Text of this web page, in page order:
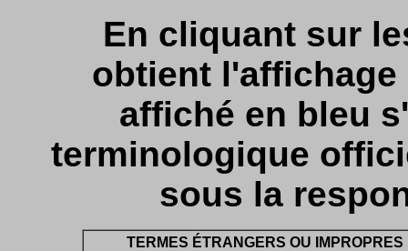
En cliquant sur
obtient
affiché en bleu
terminologique
sous la
TERMES ÉTRANGERS OU IMPROPRES